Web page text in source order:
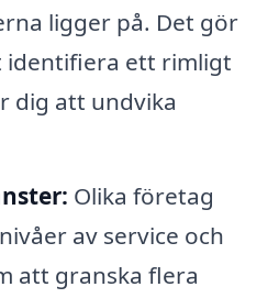
ligger på. Det gör
identifiera ett rimligt
dig att undvika
Olika företag
av service och
att granska flera